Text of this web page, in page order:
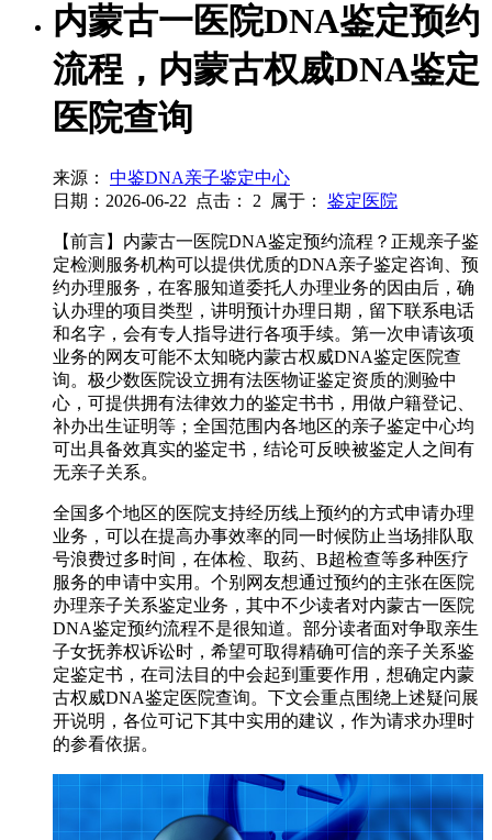
内蒙古一医院DNA鉴定预约
流程，内蒙古权威DNA鉴定
医院查询
来源：
中鉴DNA亲子鉴定中心
日期：2026-06-22
点击： 2 属于： 鉴定医院
【前言】内蒙古一医院DNA鉴定预约流程？正规亲子鉴
定检测服务机构可以提供优质的DNA亲子鉴定咨询、预
约办理服务，在客服知道委托人办理业务的因由后，确
认办理的项目类型，讲明预计办理日期，留下联系电话
和名字，会有专人指导进行各项手续。第一次申请该项
业务的网友可能不太知晓内蒙古权威DNA鉴定医院查
询。极少数医院设立拥有法医物证鉴定资质的测验中
心，可提供拥有法律效力的鉴定书书，用做户籍登记、
补办出生证明等；全国范围内各地区的亲子鉴定中心均
可出具备效真实的鉴定书，结论可反映被鉴定人之间有
无亲子关系。
全国多个地区的医院支持经历线上预约的方式申请办理
业务，可以在提高办事效率的同一时候防止当场排队取
号浪费过多时间，在体检、取药、B超检查等多种医疗
服务的申请中实用。个别网友想通过预约的主张在医院
办理亲子关系鉴定业务，其中不少读者对内蒙古一医院
DNA鉴定预约流程不是很知道。部分读者面对争取亲生
子女抚养权诉讼时，希望可取得精确可信的亲子关系鉴
定鉴定书，在司法目的中会起到重要作用，想确定内蒙
古权威DNA鉴定医院查询。下文会重点围绕上述疑问展
开说明，各位可记下其中实用的建议，作为请求办理时
的参看依据。